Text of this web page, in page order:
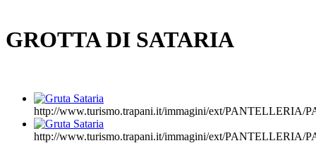
GROTTA DI SATARIA
http://www.turismo.trapani.it/immagini/ext/PANTELLERIA/
http://www.turismo.trapani.it/immagini/ext/PANTELLERIA/